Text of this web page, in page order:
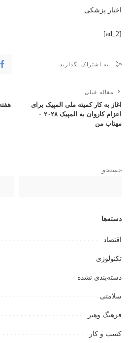
اخبار پزشکی
[ad_2]
به اشتراک بگذارید
مقاله قبلی
اغاز به کار کمیته ملی المپیک برای
اعزام کاروان به المپیک ۲۰۲۸ –
مهتاب من
جستجو
دسته‌ها
اقتصاد
تکنولوژی
دسته‌بندی نشده
سلامتی
فرهنگ وهنر
کسب و کار